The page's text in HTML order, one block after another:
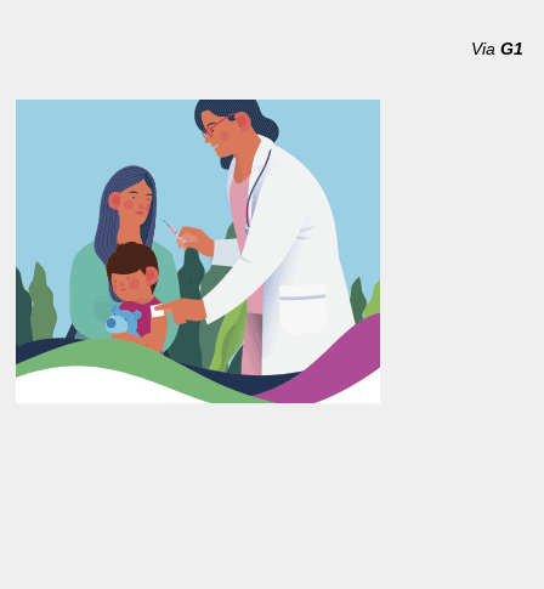
Via G1